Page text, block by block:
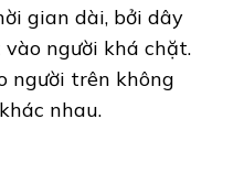
gian dài, bởi dây
người khá chặt.
người trên không
nhau.